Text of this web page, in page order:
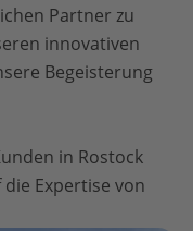
Partner zu
innovativen
Begeisterung
in Rostock
Expertise von